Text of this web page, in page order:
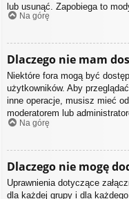
lub usunąć. Zapobiega to
Na górę
Dlaczego nie mam
Niektóre fora mogą być
użytkowników. Aby
inne operacje, musisz mieć
moderatorem lub
Na górę
Dlaczego nie mogę
Uprawnienia dotyczące
dla każdej grupy i dla